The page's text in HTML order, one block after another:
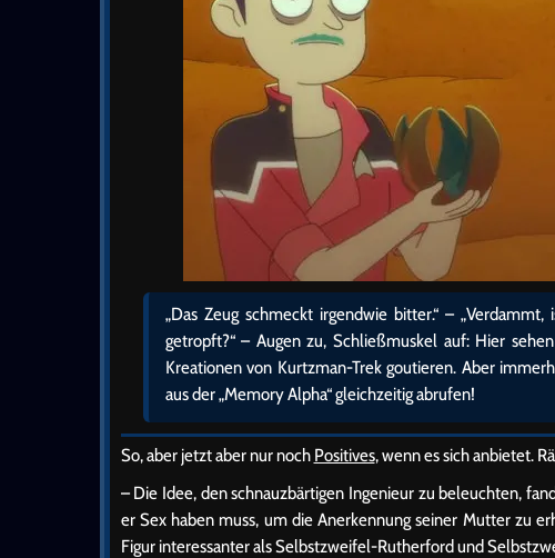
„Das Zeug schmeckt irgendwie bitter.“ –
getropft?“ – Augen zu, Schließmuskel auf: Hier
Kreationen von Kurtzman-Trek goutieren. Aber
aus der „Memory Alpha“ gleichzeitig abrufen!
So, aber jetzt aber nur noch Positives, wenn es sich anbietet.
– Die Idee, den schnauzbärtigen Ingenieur zu beleuchten,
er Sex haben muss, um die Anerkennung seiner Mutter zu
Figur interessanter als Selbstzweifel-Rutherford und